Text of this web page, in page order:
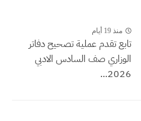
منذ 19 أيام
تابع تقدم عملية تصحيح دفاتر
الوزاري صف السادس الادبي
2026...